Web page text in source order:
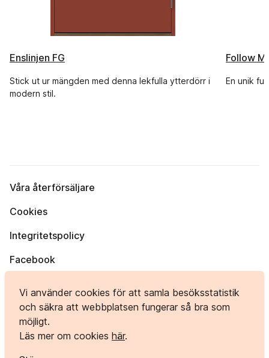
Vi använder cookies för att samla besöksstatistik
och säkra att webbplatsen fungerar så bra som
möjligt.
Läs mer om cookies här.
Enslinjen FG
Stick ut ur mängden med denna lekfulla ytterdörr i
modern stil.
Follow
En unik
Våra återförsäljare
Cookies
Integritetspolicy
Facebook
Bergvägen 1, 984 33 KORPILOMBOLO